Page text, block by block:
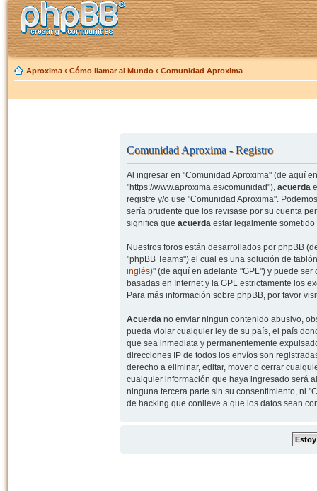
Aproxima ‹ Cómo llamar al Mundo ‹ Comunidad Aproxima
Comunidad Aproxima - Registro
Al ingresar en "Comunidad Aproxima" (de aquí
"https://www.aproxima.es/comunidad"), acuerda
registre y/o use "Comunidad Aproxima".
sería prudente que los revisase por su cuenta
significa que acuerdaestar legalmente sometido
Nuestros foros están desarrollados por phpBB
"phpBB Teams") el cual es una solución de
inglés)" (de aquí en adelante "GPL") y puede
basadas en Internet y la GPL estrictamente los
Para más información sobre phpBB, por favor
Acuerdano enviar ningun contenido abusivo,
pueda violar cualquier ley de su país, el país
que sea inmediata y permanentemente
direcciones IP de todos los envíos son
derecho a eliminar, editar, mover o cerrar
cualquier información que haya ingresado será
ninguna tercera parte sin su consentimiento, ni
de hacking que conlleve a que los datos sean